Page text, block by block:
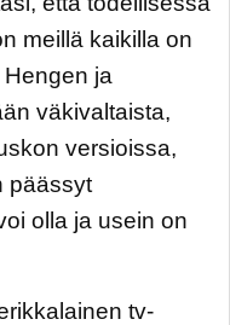
meillä kaikilla on
ja
väkivaltaista,
versioissa,
päässyt
olla ja usein on
tv-